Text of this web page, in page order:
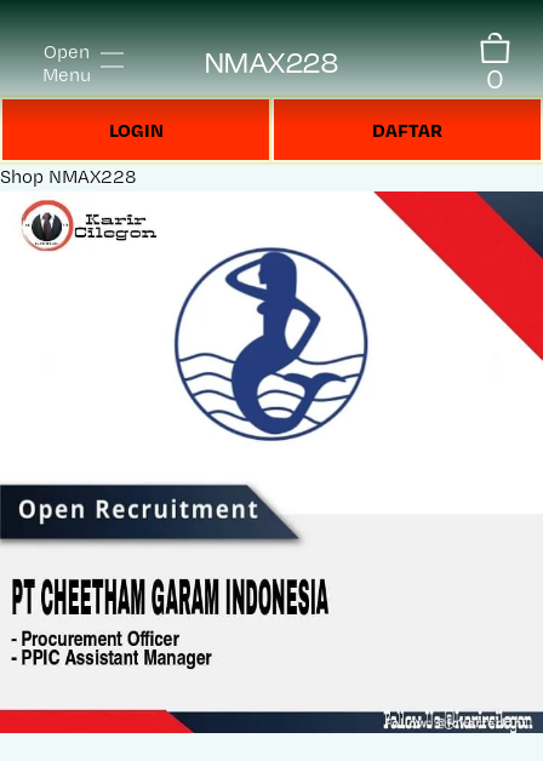
Open
Menu
NMAX228 0
LOGIN DAFTAR
Shop NMAX228